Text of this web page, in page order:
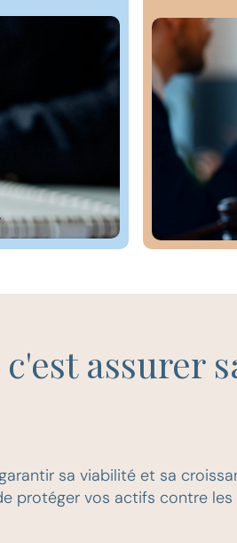
assurer
sa viabilité et sa
protéger vos actifs contre